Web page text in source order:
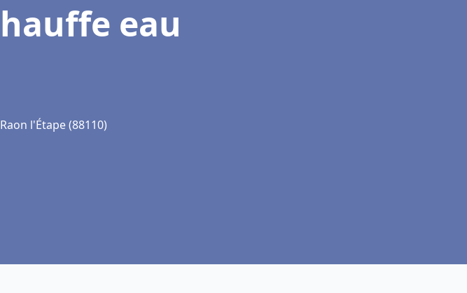
eau
l'Étape (88110)